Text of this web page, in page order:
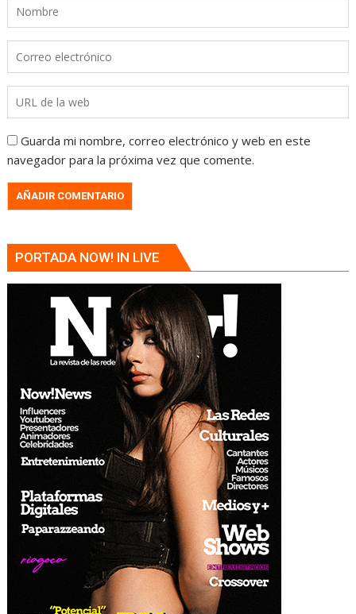
Guarda mi nombre, correo electrónico y web en este
navegador para la próxima vez que comente.
PORTADA NOW! IN LIVE